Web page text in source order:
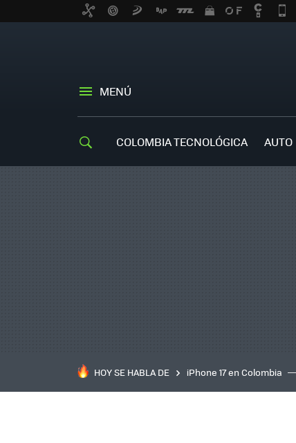
MENÚ
COLOMBIA TECNOLÓGICA AUTO
HOY SE HABLA DE iPhone 17 en Colombia
inteligente
IA